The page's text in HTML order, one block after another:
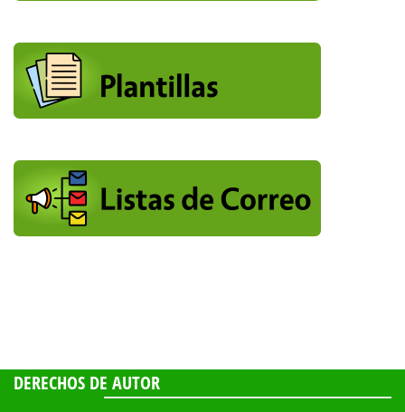
DERECHOS DE AUTOR